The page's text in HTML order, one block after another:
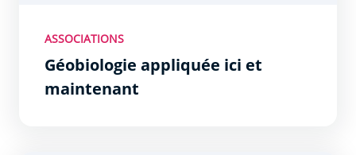
ASSOCIATIONS
Géobiologie appliquée ici et
maintenant